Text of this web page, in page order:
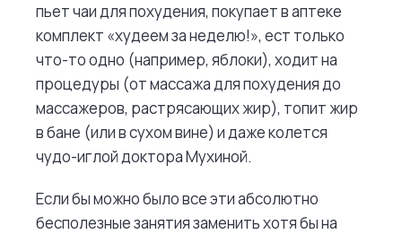
пьет чаи для похудения, покупает в аптеке
комплект «худеем за неделю!», ест только
что-то одно (например, яблоки), ходит на
процедуры (от массажа для похудения до
массажеров, растрясающих жир), топит жир
в бане (или в сухом вине) и даже колется
чудо-иглой доктора Мухиной.
Если бы можно было все эти абсолютно
бесполезные занятия заменить хотя бы на